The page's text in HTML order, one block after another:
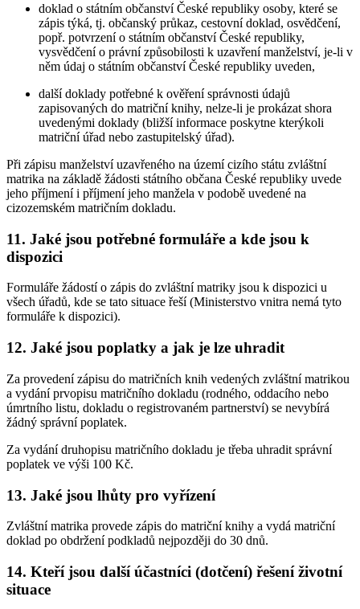
doklad o státním občanství České republiky osoby, které se
zápis týká, tj. občanský průkaz, cestovní doklad, osvědčení,
popř. potvrzení o státním občanství České republiky,
vysvědčení o právní způsobilosti k uzavření manželství, je-li v
něm údaj o státním občanství České republiky uveden,
další doklady potřebné k ověření správnosti údajů
zapisovaných do matriční knihy, nelze-li je prokázat shora
uvedenými doklady (bližší informace poskytne kterýkoli
matriční úřad nebo zastupitelský úřad).
Při zápisu manželství uzavřeného na území cizího státu zvláštní
matrika na základě žádosti státního občana České republiky uvede
jeho příjmení i příjmení jeho manžela v podobě uvedené na
cizozemském matričním dokladu.
11. Jaké jsou potřebné formuláře a kde jsou k
dispozici
Formuláře žádostí o zápis do zvláštní matriky jsou k dispozici u
všech úřadů, kde se tato situace řeší (Ministerstvo vnitra nemá tyto
formuláře k dispozici).
12. Jaké jsou poplatky a jak je lze uhradit
Za provedení zápisu do matričních knih vedených zvláštní matrikou
a vydání prvopisu matričního dokladu (rodného, oddacího nebo
úmrtního listu, dokladu o registrovaném partnerství) se nevybírá
žádný správní poplatek.
Za vydání druhopisu matričního dokladu je třeba uhradit správní
poplatek ve výši 100 Kč.
13. Jaké jsou lhůty pro vyřízení
Zvláštní matrika provede zápis do matriční knihy a vydá matriční
doklad po obdržení podkladů nejpozději do 30 dnů.
14. Kteří jsou další účastníci (dotčení) řešení životní
situace